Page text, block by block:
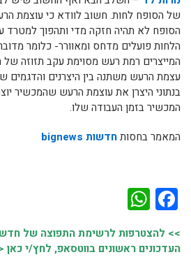
של הסופח לחות. חשוב לוודא כי עוצמת
הסופח לא תהיה חזקה מדי ותהפוך למטרד
הלחות פועלים מדחס ומאוורר- כלומר
המייצרים רמת רעש מסוימת עקב תזוזה
עצמת הרעש משתנה בין היצרנים והדגמים
בנתוני היצרן את עוצמת הרעש שהמכשיר
המכשיר בזמן העבודה שלו.
המאמר בחסותחדשות bignews
Facebook
>> להצטרפות לרשימת התפוצה של
העדכונים ראשונים בווטסאפ, לחץ/י כאן